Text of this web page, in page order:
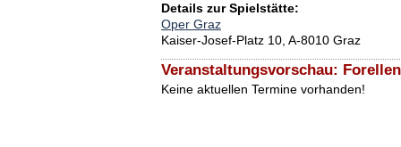
Details zur Spielstätte:
Oper Graz
Kaiser-Josef-Platz 10, A-8010 Graz
Veranstaltungsvorschau:
Keine aktuellen Termine vorhanden!